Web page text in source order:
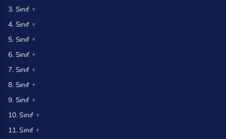
3. Sınıf
4. Sınıf
5. Sınıf
6. Sınıf
7. Sınıf
8. Sınıf
9. Sınıf
10. Sınıf
11. Sınıf